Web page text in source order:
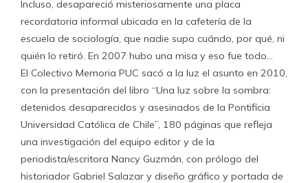
Incluso, desapareció misteriosamente una placa
recordatoria informal ubicada en la cafetería de la
escuela de sociología, que nadie supo cuándo, por qué, ni
quién lo retiró. En 2007 hubo una misa y eso fue todo…
El Colectivo Memoria PUC sacó a la luz el asunto en 2010,
con la presentación del libro “Una luz sobre la sombra:
detenidos desaparecidos y asesinados de la Pontificia
Universidad Católica de Chile”, 180 páginas que refleja
una investigación del equipo editor y de la
periodista/escritora Nancy Guzmán, con prólogo del
historiador Gabriel Salazar y diseño gráfico y portada de